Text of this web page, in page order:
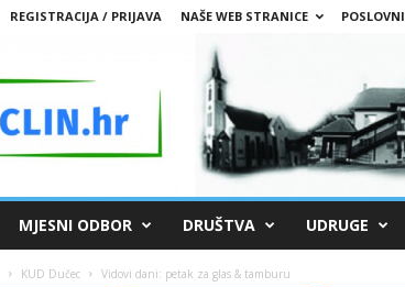
REGISTRACIJA / PRIJAVA NAŠE WEB STRANICE
MJESNI ODBOR DRUŠTVA UDRUGE
KUD Dučec Vidovi dani: petak za glas & tamburu